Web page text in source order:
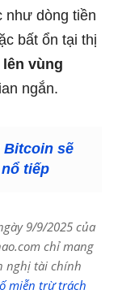
như dòng tiền
bất ổn tại thị
lên vùng
ngắn.
sẽ
tiếp
9/9/2025 của
chỉ mang
nghị tài chính
miễn trừ trách